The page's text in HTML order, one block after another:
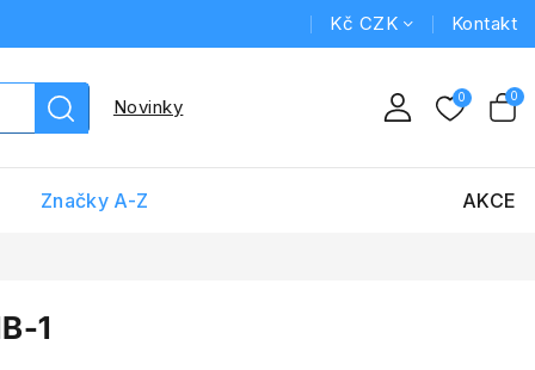
Kč CZK Kontakt
Novinky
Značky A-Z AKCE
1